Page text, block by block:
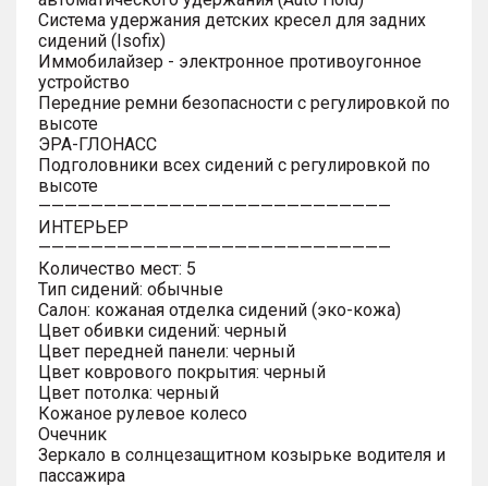
Система удержания детских кресел для задних
сидений (Isofix)
Иммобилайзер - электронное противоугонное
устройство
Передние ремни безопасности с регулировкой по
высоте
ЭРА-ГЛОНАСС
Подголовники всех сидений с регулировкой по
высоте
———————————————————————————
ИНТЕРЬЕР
———————————————————————————
Количество мест: 5
Тип сидений: обычные
Салон: кожаная отделка сидений (эко-кожа)
Цвет обивки сидений: черный
Цвет передней панели: черный
Цвет коврового покрытия: черный
Цвет потолка: черный
Кожаное рулевое колесо
Очечник
Зеркало в солнцезащитном козырьке водителя и
пассажира